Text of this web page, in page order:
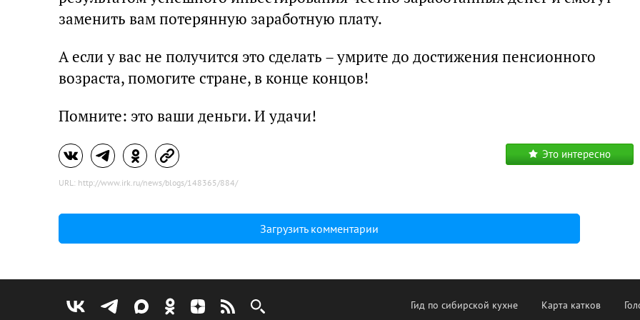
заменить вам потерянную заработную плату.
А если у вас не получится это сделать – умрите до достижения пенсионного
возраста, помогите стране, в конце концов!
Помните: это ваши деньги. И удачи!
Это интересно
URL: http://www.irk.ru/news/blogs/148365/884/
Загрузить комментарии
Гид по сибирской кухне Карта катков